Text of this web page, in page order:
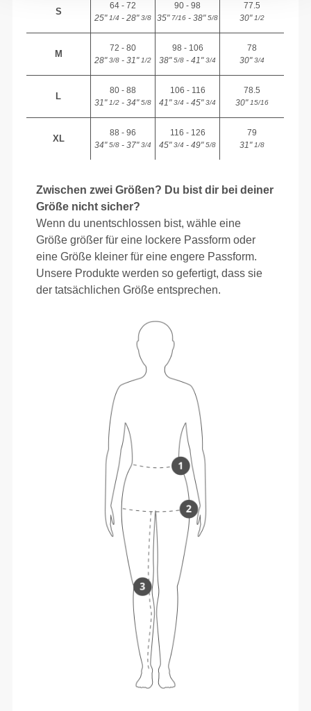
S
64 - 72
25"1/4 - 28"3/8
90 - 98
35"7/16 - 38"5/8
77.5
30"1/2
M
72 - 80
28"3/8 - 31"1/2
98 - 106
38"5/8 - 41"3/4
78
30"3/4
L
80 - 88
31"1/2 - 34"5/8
106 - 116
41"3/4 - 45"3/4
78.5
30"15/16
XL
88 - 96
34"5/8 - 37"3/4
116 - 126
45"3/4 - 49"5/8
79
31"1/8
Zwischen zwei Größen? Du bist dir bei deiner
Größe nicht sicher?
Wenn du unentschlossen bist, wähle eine
Größe größer für eine lockere Passform oder
eine Größe kleiner für eine engere Passform.
Unsere Produkte werden so gefertigt, dass sie
der tatsächlichen Größe entsprechen.